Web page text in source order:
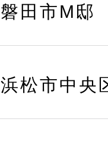
磐田市M邸
浜松市中央